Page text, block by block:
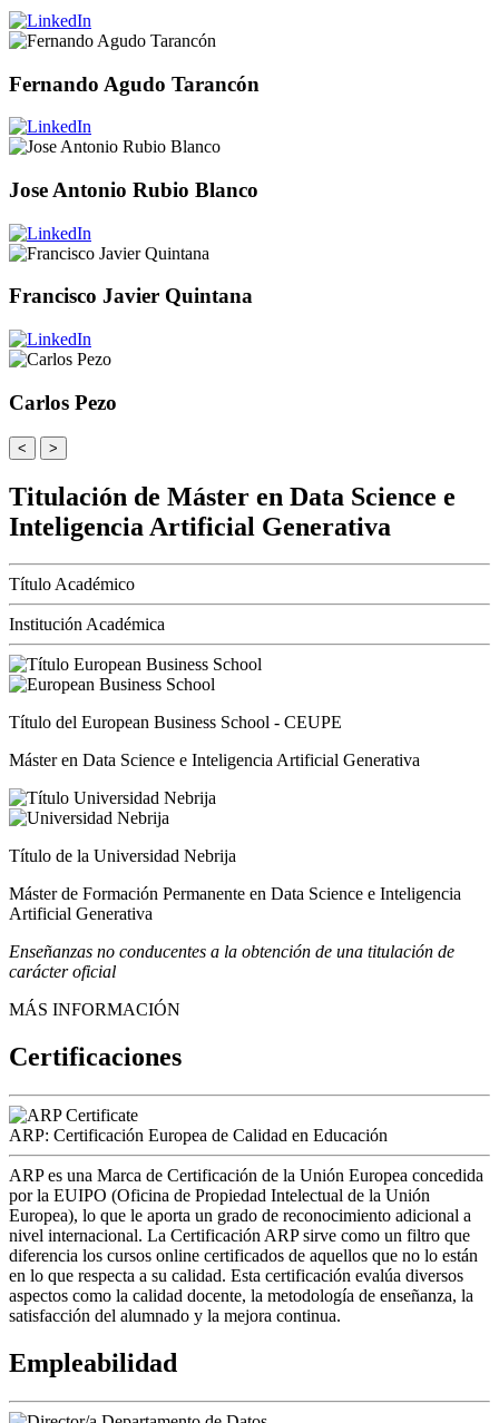
Fernando Agudo Tarancón
Jose Antonio Rubio Blanco
Francisco Javier Quintana
Carlos Pezo
< >
Titulación de Máster en Data Science e
Inteligencia Artificial Generativa
Título Académico
Institución Académica
Título del European Business School - CEUPE
Máster en Data Science e Inteligencia Artificial Generativa
Título de la Universidad Nebrija
Máster de Formación Permanente en Data Science e Inteligencia
Artificial Generativa
Enseñanzas no conducentes a la obtención de una titulación de
carácter oficial
MÁS INFORMACIÓN
Certificaciones
ARP: Certificación Europea de Calidad en Educación
ARP es una Marca de Certificación de la Unión Europea concedida
por la EUIPO (Oficina de Propiedad Intelectual de la Unión
Europea), lo que le aporta un grado de reconocimiento adicional a
nivel internacional. La Certificación ARP sirve como un filtro que
diferencia los cursos online certificados de aquellos que no lo están
en lo que respecta a su calidad. Esta certificación evalúa diversos
aspectos como la calidad docente, la metodología de enseñanza, la
satisfacción del alumnado y la mejora continua.
Empleabilidad